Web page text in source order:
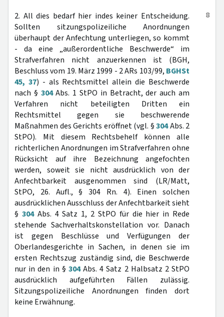
8
2. All dies bedarf hier indes keiner Entscheidung.
Sollten sitzungspolizeiliche Anordnungen
überhaupt der Anfechtung unterliegen, so kommt
- da eine „außerordentliche Beschwerde“ im
Strafverfahren nicht anzuerkennen ist (BGH,
Beschluss vom 19. März 1999 - 2 ARs 103/99, BGHSt
45, 37) - als Rechtsmittel allein die Beschwerde
nach § 304Abs. 1 StPO in Betracht, der auch am
Verfahren nicht beteiligten Dritten ein
Rechtsmittel gegen sie beschwerende
Maßnahmen des Gerichts eröffnet (vgl. §304Abs. 2
StPO). Mit diesem Rechtsbehelf können alle
richterlichen Anordnungen im Strafverfahren ohne
Rücksicht auf ihre Bezeichnung angefochten
werden, soweit sie nicht ausdrücklich von der
Anfechtbarkeit ausgenommen sind (LR/Matt,
StPO, 26. Aufl., § 304 Rn. 4). Einen solchen
ausdrücklichen Ausschluss der Anfechtbarkeit sieht
§ 304Abs. 4 Satz 1, 2 StPO für die hier in Rede
stehende Sachverhaltskonstellation vor. Danach
ist gegen Beschlüsse und Verfügungen der
Oberlandesgerichte in Sachen, in denen sie im
ersten Rechtszug zuständig sind, die Beschwerde
nur in den in § 304Abs. 4 Satz 2 Halbsatz 2 StPO
ausdrücklich aufgeführten Fällen zulässig.
Sitzungspolizeiliche Anordnungen finden dort
keine Erwähnung.